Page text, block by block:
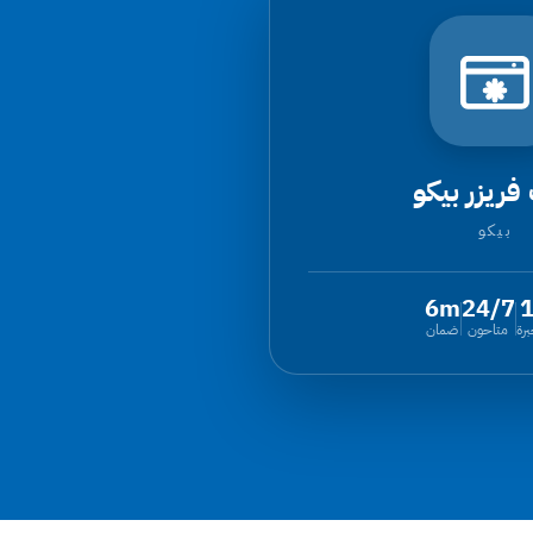
بيكو
بيكو
24/7
متاحون
6m
ضمان